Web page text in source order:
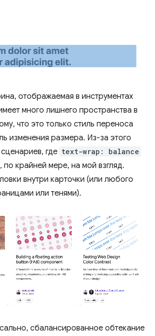
отображаемая в инструментах
много лишнего пространства в
что это только стиль переноса
изменения размера. Из-за этого
где text-wrap: balance
крайней мере, на мой взгляд.
внутри карточки (или любого
или тенями).
сбалансированное обтекание